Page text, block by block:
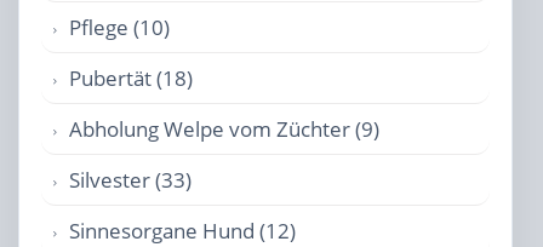
Pflege (10)
Pubertät (18)
Abholung Welpe vom Züchter (9)
Silvester (33)
Sinnesorgane Hund (12)